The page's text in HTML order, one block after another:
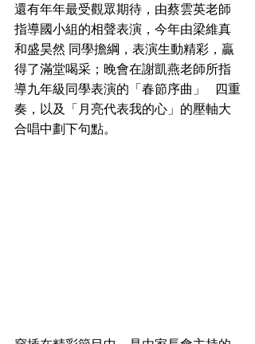
還有年年最受觀眾期待，由蔡雲英老師
指導國小組的相聲表演，今年由梁維真
和盛昊然 同學擔綱，表演生動精彩，贏
得了滿堂喝采；晚會在謝凱燕老師所指
導九年級同學表演的「春節序曲」   四重
奏，以及「月亮代表我的心」的壓軸大
合唱中劃下句點。